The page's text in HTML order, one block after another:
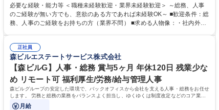
・採用・教育研修 ・福利厚生運用 など ※基本的には事務所勤務ですが、
採用や教育等の業務内容により、関西圏以外への日帰り・宿泊を伴う国内
出張もございます。 ※担当業務を持ちつつ、お互いに助け合いながら、総
必要な経験・能力等 ＜職種未経験歓迎・業界未経験歓迎＞ ～総務、人事
のご経験が無い方でも、意欲のある方であれば未経験OK～ ■歓迎条件：総
務、人事のご経験をお持ちの方（業界不問） ■求める人物像：・社内外の
正社員
森ビルエステートサービス株式会社
【森ビルG】人事・総務 賞与5ヶ月 年休120日 残業少な
め リモート可 福利厚生/労務/給与管理人事
森ビルグループの安定した環境で、バックオフィスから会社を支える人事・総務をお任せ
します。 労務と総務の業務をバランスよく担当し、ゆくゆくは制度改定などのコア業務
にも挑戦できる、やりがいある環境です。
月給